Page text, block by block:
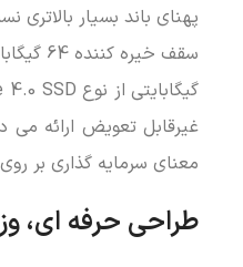
پهنای باند بسیار بالاتری
معنای سرمایه گذاری بر
طراحی حرفه ای،